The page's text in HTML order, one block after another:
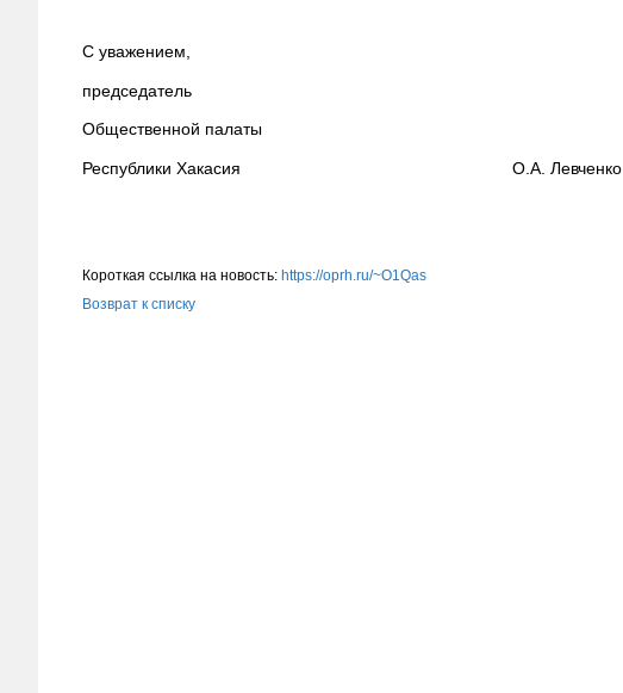
С уважением,
председатель
Общественной палаты
Республики Хакасия О.А. Левченко
Короткая ссылка на новость: https://oprh.ru/~O1Qas
Возврат к списку